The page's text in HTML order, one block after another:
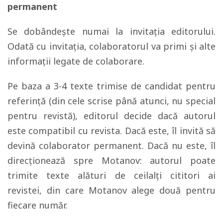
permanent
Se dobândește numai la invitația editorului.
Odată cu invitația, colaboratorul va primi și alte
informații legate de colaborare.
Pe baza a 3-4 texte trimise de candidat pentru
referință (din cele scrise până atunci, nu special
pentru revistă), editorul decide dacă autorul
este compatibil cu revista. Dacă este, îl invită să
devină colaborator permanent. Dacă nu este, îl
direcționează spre Motanov: autorul poate
trimite texte alături de ceilalți cititori ai
revistei, din care Motanov alege două pentru
fiecare număr.